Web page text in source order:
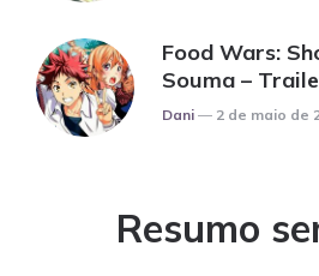
Food Wars:
Souma –
Posted
Dani 2 de maio de
Resumo